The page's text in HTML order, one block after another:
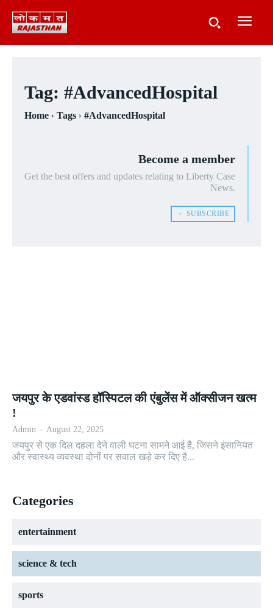
Tag: #AdvancedHospital
Home Tags #AdvancedHospital
Become a member
Get the best offers and updates relating to Liberty Case
News.
﹢ SUBSCRIBE
जयपुर के एडवांस्ड हॉस्पिटल की एंबुलेंस में ऑक्सीजन खत्म
!
Admin - August 22, 2025
जयपुर से एक दिल दहला देने वाली घटना सामने आई है, जिसने इंसानियत
और स्वास्थ्य व्यवस्था दोनों पर सवाल खड़े कर दिए है...
Categories
entertainment
science & tech
sports